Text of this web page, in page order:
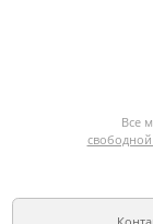
Все
свободной